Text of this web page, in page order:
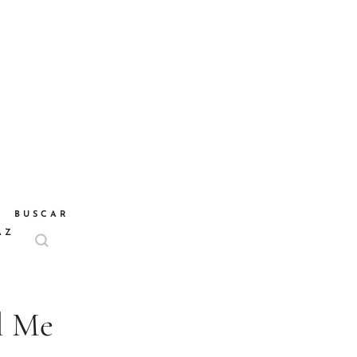
BUSCAR
Me